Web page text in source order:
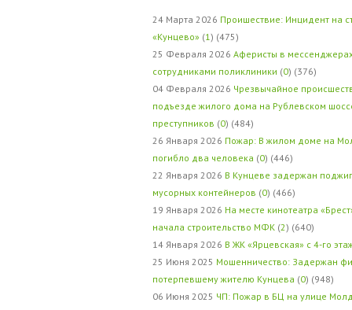
24 Марта 2026 Проишествие: Инцидент на
«Кунцево» (1 ) (475)
25 Февраля 2026 Аферисты в
сотрудниками поликлиники (0) (376)
04 Февраля 2026 Чрезвычайное
подъезде жилого дома на Рублевском
преступников (0) (484)
26 Января 2026 Пожар: В жилом доме на
погибло два человека (0) (446)
22 Января 2026 В Кунцеве задержан
мусорных контейнеров (0) (466)
19 Января 2026 На месте кинотеатра
начала строительство МФК (2) (640)
14 Января 2026 В ЖК «Ярцевская» с 4-го
25 Июня 2025 Мошенничество: Задержан
потерпевшему жителю Кунцева (0) (948)
06 Июня 2025 ЧП: Пожар в БЦ на улице